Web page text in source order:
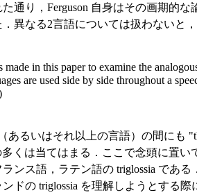
通り，Ferguson 自身はその画期的な
異なる2言語については扱わないと
made in this paper to examine the
are used side by side throughout a
るいはそれ以上の言語）の間にも
多くは当てはまる．ここで念頭に置
ンス語，ラテン語の triglossia である
ドの triglossia を理解しようとする